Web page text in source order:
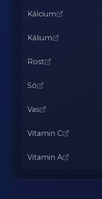
Kálcium
Kálium
Rost
Só
Vas
Vitamin C
Vitamin A